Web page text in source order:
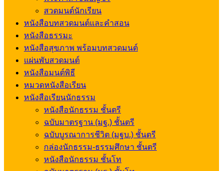
สวดมนต์นักเรียน
หนังสือบทสวดมนต์และคำสอน
หนังสือธรรมะ
หนังสือสุขภาพ พร้อมบทสวดมนต์
แผ่นพับสวดมนต์
หนังสือมนต์พิธี
หมวดหนังสือเรียน
หนังสือเรียนนักธรรม
หนังสือนักธรรม ชั้นตรี
ฉบับมาตรฐาน (มฐ.) ชั้นตรี
ฉบับบูรณาการชีวิต (มฐบ.) ชั้นตรี
กล่องนักธรรม-ธรรมศึกษา ชั้นตรี
หนังสือนักธรรม ชั้นโท